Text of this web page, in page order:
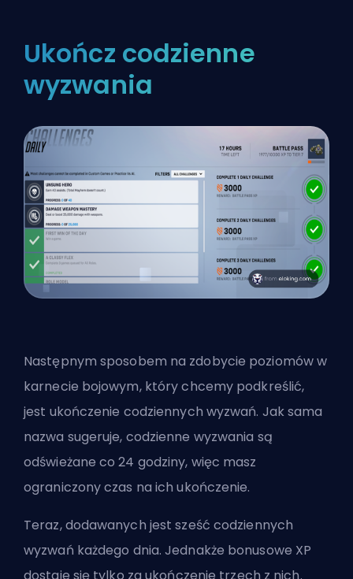
Ukończ codzienne
wyzwania
Następnym sposobem na zdobycie poziomów w
karnecie bojowym, który chcemy podkreślić,
jest ukończenie codziennych wyzwań. Jak sama
nazwa sugeruje, codzienne wyzwania są
odświeżane co 24 godziny, więc masz
ograniczony czas na ich ukończenie.
Teraz, dodawanych jest sześć codziennych
wyzwań każdego dnia. Jednakże bonusowe XP
dostaje się tylko za ukończenie trzech z nich.